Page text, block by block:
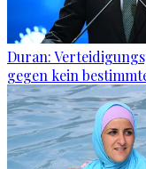
Duran:
gegen kein